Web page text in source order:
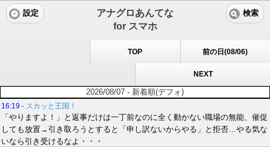
アナグロあんてな
for スマホ
設定 検索
TOP 前の日(08/06)
NEXT
2026/08/07 - 新着順(デフォ)
16:19 - スカッと王国！
「やりますよ！」と返事だけは一丁前なのに全く動かない職場の無能、催促
しても放置→引き取ろうとすると「申し訳ないからやる」と拒否…やる気な
いなら引き受けるなよ・・・